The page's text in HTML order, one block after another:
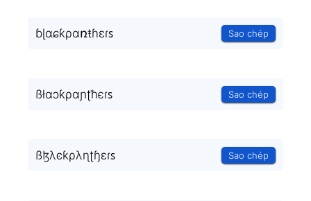
ɓɭɑɕƙρɑռŧɦεɾꜱ Sao chép
ßłɑɔƙρɑɲʈħєɾꜱ Sao chép
ßɮλͼƙρλɳʈɧɛɾꜱ Sao chép